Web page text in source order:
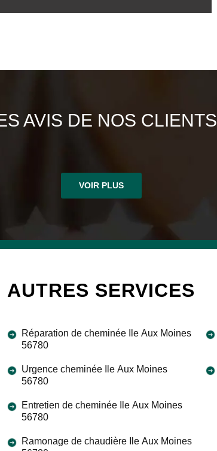
AVIS DE NOS CLIENTS
VOIR PLUS
AUTRES SERVICES
Réparation de cheminée Ile Aux Moines
56780
Urgence cheminée Ile Aux Moines
56780
Entretien de cheminée Ile Aux Moines
56780
Ramonage de chaudière Ile Aux Moines